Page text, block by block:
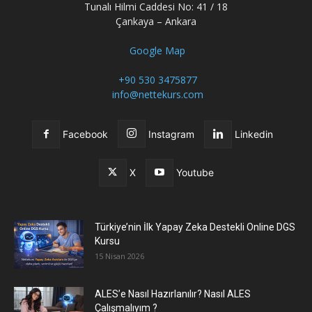
Tunalı Hilmi Caddesi No: 41 / 18
Çankaya – Ankara
Google Map
+90 530 3475877
info@nettekurs.com
Facebook Instagram Linkedin
X Youtube
Türkiye’nin İlk Yapay Zeka Destekli Online DGS
Kursu
15 Nisan 2026
ALES’e Nasıl Hazırlanılır? Nasıl ALES
Çalışmalıyım ?